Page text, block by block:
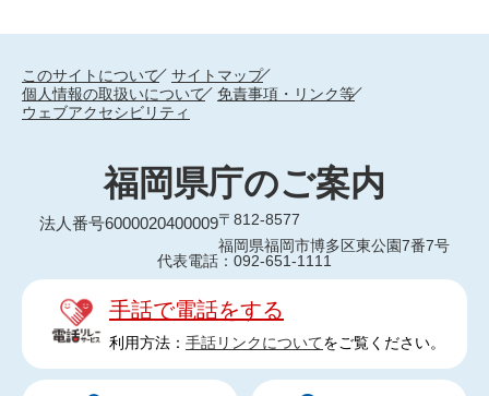
このサイトについて
サイトマップ
個人情報の取扱いについて
免責事項・リンク等
ウェブアクセシビリティ
福岡県庁のご案内
法人番号6000020400009〒812-8577
福岡県福岡市博多区東公園7番7号
代表電話：092-651-1111
手話で電話をする
利用方法： 手話リンクについてをご覧ください。